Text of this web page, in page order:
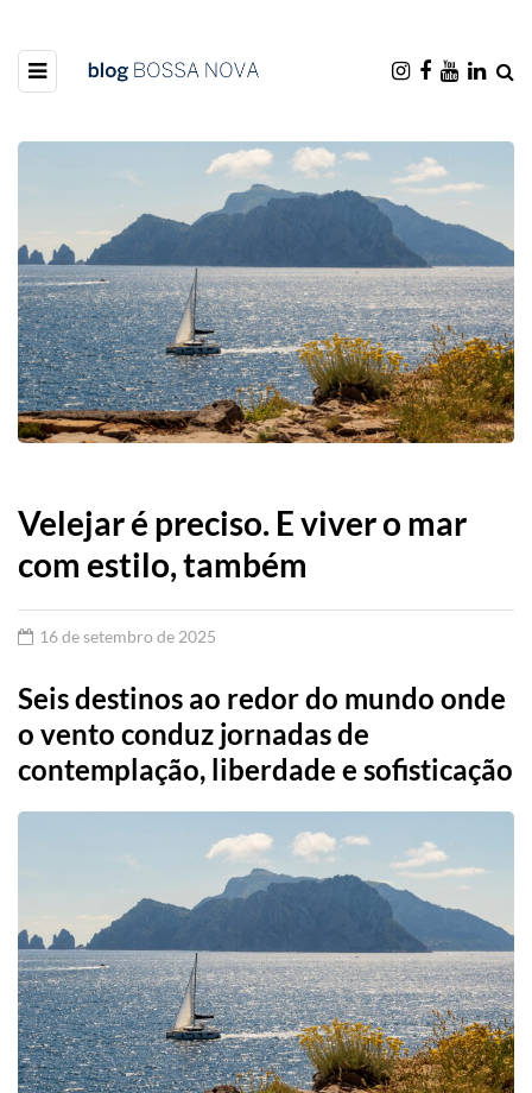
Velejar é preciso. E viver o mar
com estilo, também
16 de setembro de 2025
Seis destinos ao redor do mundo onde
o vento conduz jornadas de
contemplação, liberdade e sofisticação